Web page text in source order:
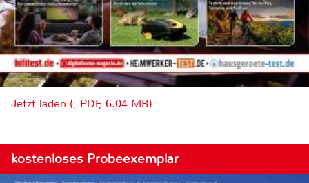
Jetzt laden (, PDF, 6.04 MB)
kostenloses Probeexemplar